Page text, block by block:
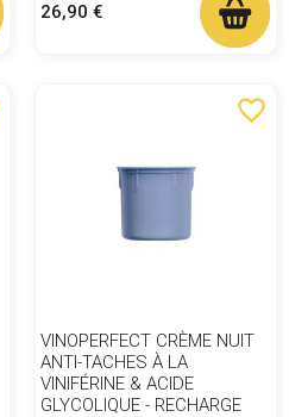
Prix
26,90 €
favorite_border
VINOPERFECT CRÈME NUIT
ANTI-TACHES À LA
VINIFÉRINE & ACIDE
GLYCOLIQUE - RECHARGE